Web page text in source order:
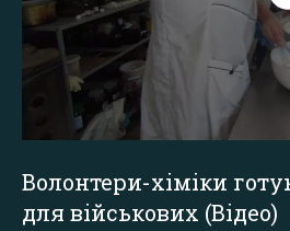
Волонтери-хіміки
для військових (Відео)